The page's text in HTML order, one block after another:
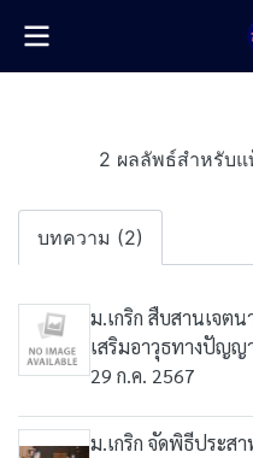
2 ผลลัพธ์สำหรับแ
บทความ (2)
ม.เกริก สืบสานเจต
เสริมอาวุธทางปัญญ
29 ก.ค. 2567
ม.เกริก จัดพิธีประส